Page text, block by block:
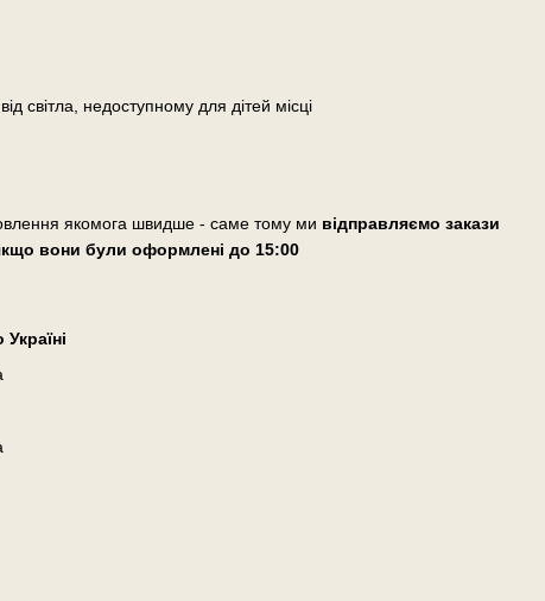
світла, недоступному для дітей місці
якомога швидше - саме тому ми відправляємо закази
вони були оформлені до 15:00